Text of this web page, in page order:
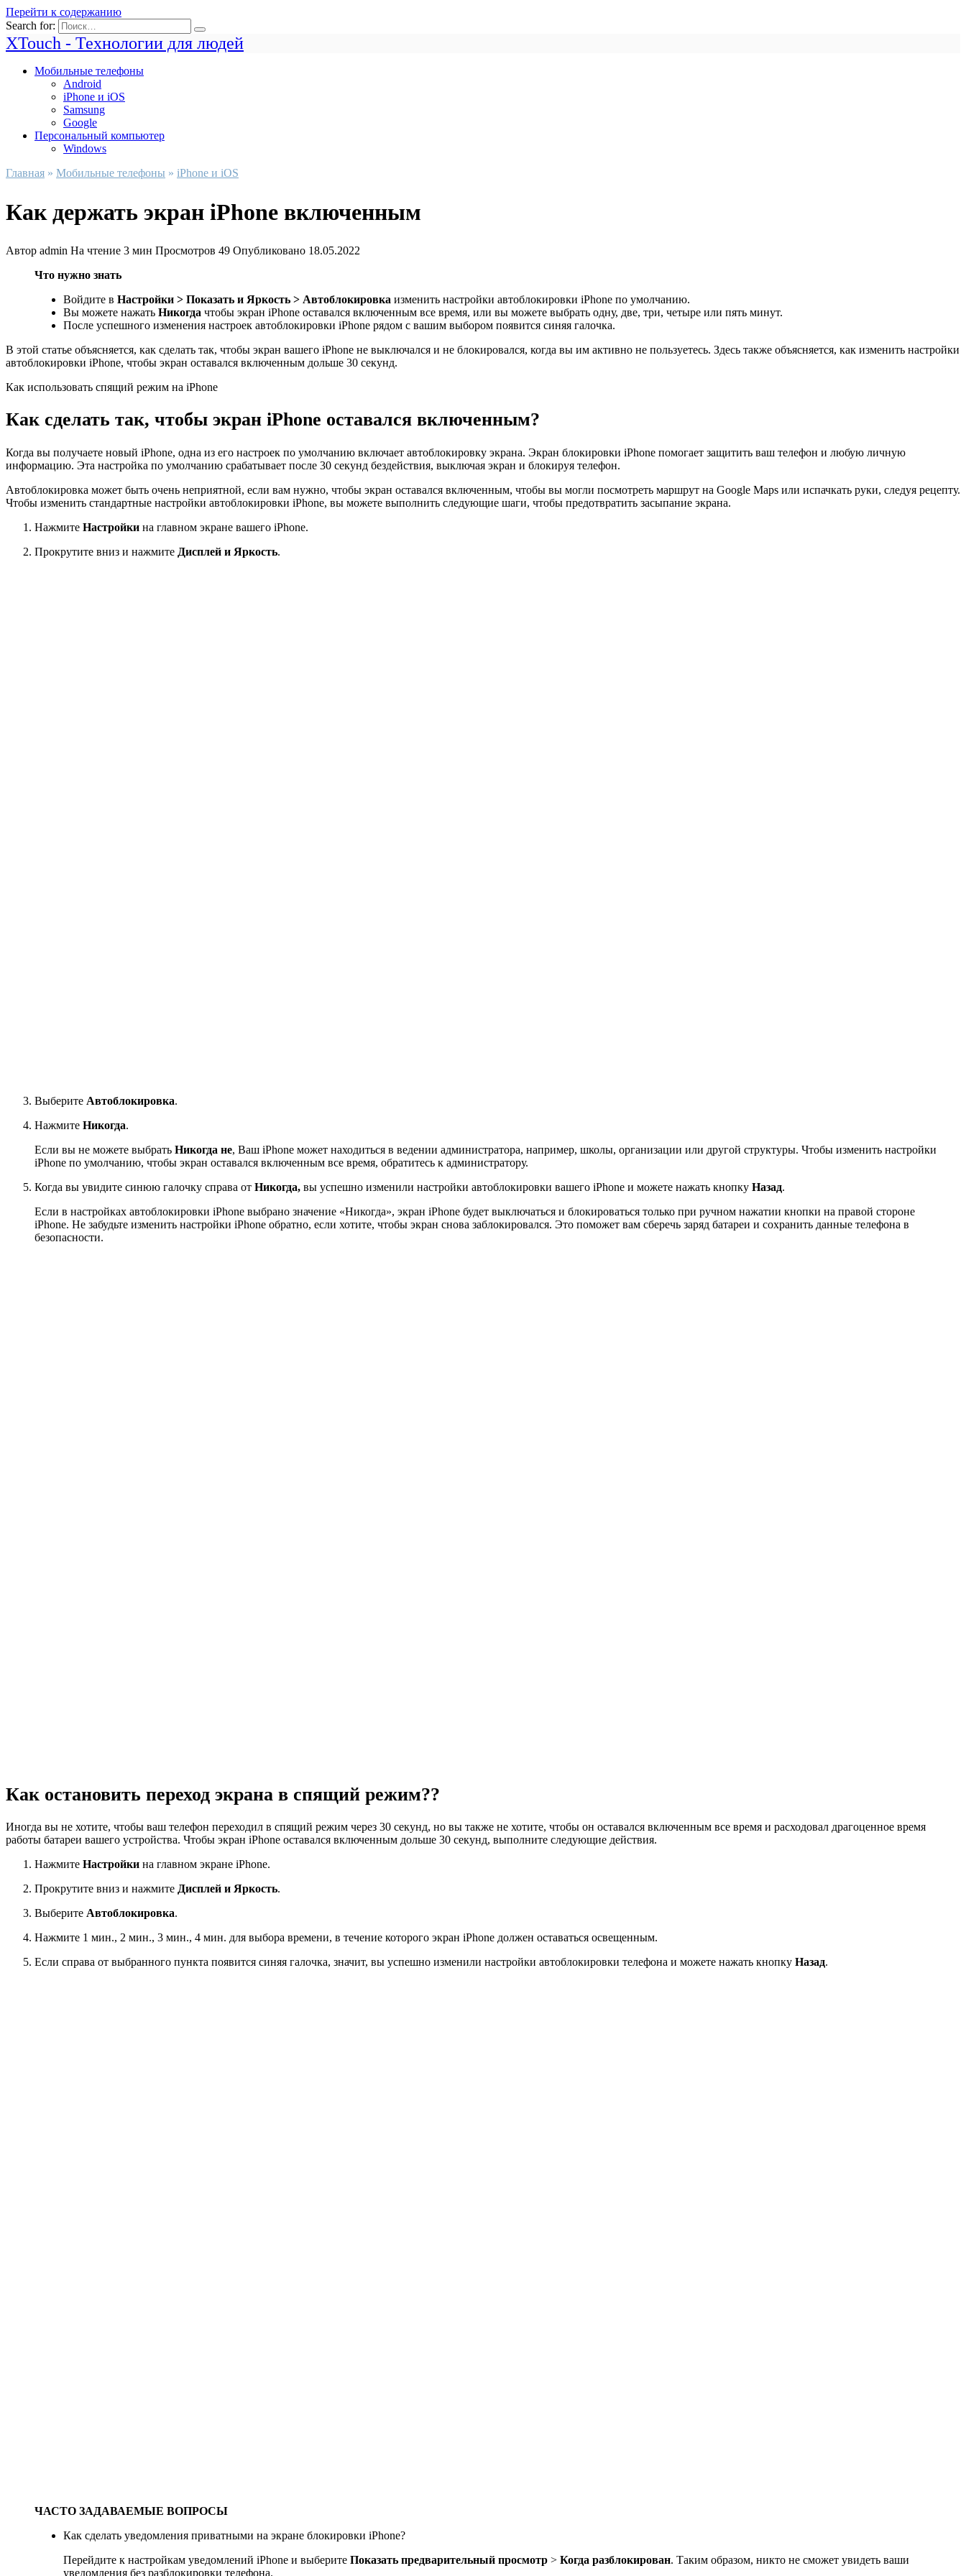
Перейти к содержанию
Search for:
XTouch - Технологии для людей
Мобильные телефоны
Android
iPhone и iOS
Samsung
Google
Персональный компьютер
Windows
Главная » Мобильные телефоны » iPhone и iOS
Как держать экран iPhone включенным
Автор admin На чтение 3 мин Просмотров 49 Опубликовано 18.05.2022
Что нужно знать
Войдите в Настройки > Показать и Яркость > Автоблокировка изменить настройки автоблокировки iPhone по умолчанию.
Вы можете нажать Никогда чтобы экран iPhone оставался включенным все время, или вы можете выбрать одну, две, три, четыре или пять минут.
После успешного изменения настроек автоблокировки iPhone рядом с вашим выбором появится синяя галочка.
В этой статье объясняется, как сделать так, чтобы экран вашего iPhone не выключался и не блокировался, когда вы им активно не пользуетесь. Здесь также объясняется, как изменить настройки
автоблокировки iPhone, чтобы экран оставался включенным дольше 30 секунд.
Как использовать спящий режим на iPhone
Как сделать так, чтобы экран iPhone оставался включенным?
Когда вы получаете новый iPhone, одна из его настроек по умолчанию включает автоблокировку экрана. Экран блокировки iPhone помогает защитить ваш телефон и любую личную
информацию. Эта настройка по умолчанию срабатывает после 30 секунд бездействия, выключая экран и блокируя телефон.
Автоблокировка может быть очень неприятной, если вам нужно, чтобы экран оставался включенным, чтобы вы могли посмотреть маршрут на Google Maps или испачкать руки, следуя рецепту.
Чтобы изменить стандартные настройки автоблокировки iPhone, вы можете выполнить следующие шаги, чтобы предотвратить засыпание экрана.
Нажмите Настройки на главном экране вашего iPhone.
Прокрутите вниз и нажмите Дисплей и Яркость.
Выберите Автоблокировка.
Нажмите Никогда.
Если вы не можете выбрать Никогда не, Ваш iPhone может находиться в ведении администратора, например, школы, организации или другой структуры. Чтобы изменить настройки
iPhone по умолчанию, чтобы экран оставался включенным все время, обратитесь к администратору.
Когда вы увидите синюю галочку справа от Никогда, вы успешно изменили настройки автоблокировки вашего iPhone и можете нажать кнопку Назад.
Если в настройках автоблокировки iPhone выбрано значение «Никогда», экран iPhone будет выключаться и блокироваться только при ручном нажатии кнопки на правой стороне
iPhone. Не забудьте изменить настройки iPhone обратно, если хотите, чтобы экран снова заблокировался. Это поможет вам сберечь заряд батареи и сохранить данные телефона в
безопасности.
Как остановить переход экрана в спящий режим??
Иногда вы не хотите, чтобы ваш телефон переходил в спящий режим через 30 секунд, но вы также не хотите, чтобы он оставался включенным все время и расходовал драгоценное время
работы батареи вашего устройства. Чтобы экран iPhone оставался включенным дольше 30 секунд, выполните следующие действия.
Нажмите Настройки на главном экране iPhone.
Прокрутите вниз и нажмите Дисплей и Яркость.
Выберите Автоблокировка.
Нажмите 1 мин., 2 мин., 3 мин., 4 мин. для выбора времени, в течение которого экран iPhone должен оставаться освещенным.
Если справа от выбранного пункта появится синяя галочка, значит, вы успешно изменили настройки автоблокировки телефона и можете нажать кнопку Назад.
ЧАСТО ЗАДАВАЕМЫЕ ВОПРОСЫ
Как сделать уведомления приватными на экране блокировки iPhone?
Перейдите к настройкам уведомлений iPhone и выберите Показать предварительный просмотр > Когда разблокирован. Таким образом, никто не сможет увидеть ваши
уведомления без разблокировки телефона.